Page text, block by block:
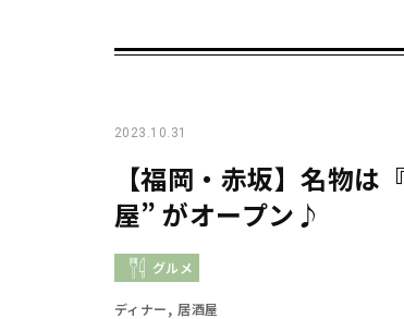
2023.10.31
【福岡・赤坂】名物
屋” がオープン♪
グルメ
ディナー 居酒屋